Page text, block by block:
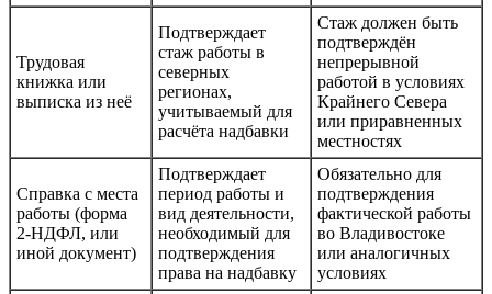
Трудовая
книжка или
выписка из неё
Подтверждает
стаж работы в
северных
регионах,
учитываемый для
расчёта надбавки
Стаж должен быть
подтверждён
непрерывной
работой в условиях
Крайнего Севера
или приравненных
местностях
Справка с места
работы (форма
2-НДФЛ, или
иной документ)
Подтверждает
период работы и
вид деятельности,
необходимый для
подтверждения
права на надбавку
Обязательно для
подтверждения
фактической работы
во Владивостоке
или аналогичных
условиях